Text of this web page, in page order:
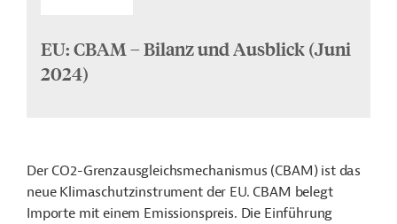
EU: CBAM – Bilanz und Ausblick (Juni
2024)
Der CO2-Grenzausgleichsmechanismus (CBAM) ist das
neue Klimaschutzinstrument der EU. CBAM belegt
Importe mit einem Emissionspreis. Die Einführung